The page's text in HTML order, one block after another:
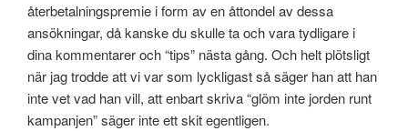
återbetalningspremie i form av en åttondel av dessa
ansökningar, då kanske du skulle ta och vara tydligare i
dina kommentarer och “tips” nästa gång. Och helt plötsligt
när jag trodde att vi var som lyckligast så säger han att han
inte vet vad han vill, att enbart skriva “glöm inte jorden runt
kampanjen” säger inte ett skit egentligen.